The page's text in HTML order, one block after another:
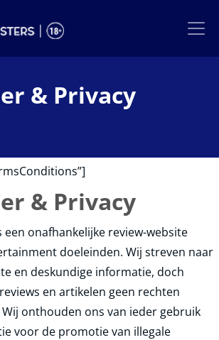
& Privacy
& Privacy
een onafhankelijke review-website
doeleinden. Wij streven naar
en deskundige informatie, doch
en artikelen geen rechten
onthouden ons van ieder gebruik
voor de promotie van illegale